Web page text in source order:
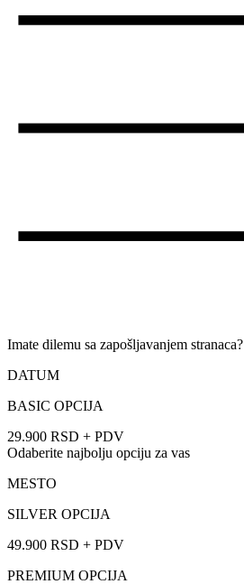
Imate dilemu sa zapošljavanjem stranaca?
DATUM
BASIC OPCIJA
29.900 RSD + PDV
Odaberite najbolju opciju za vas
MESTO
SILVER OPCIJA
49.900 RSD + PDV
PREMIUM OPCIJA